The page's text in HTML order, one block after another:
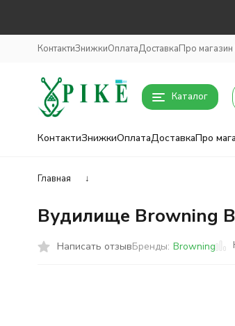
КонтактиЗнижкиОплатаДоставкаПро магазин
Каталог
КонтактиЗнижкиОплатаДоставкаПро
Главная ↓
Вудилище Browning
Написать отзывБренды: Browning